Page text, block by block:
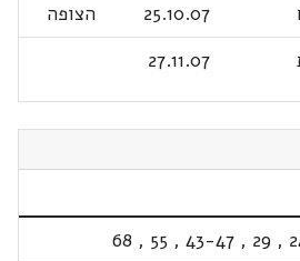
25.10.07
הצופה
27.11.07
,
29
,
43-47
,
55
,
68